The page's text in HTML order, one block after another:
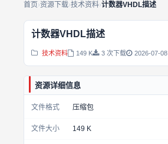
首页›资源下载›技术资料›计数器VHDL描述
计数器VHDL描述
技术资料 149 K 3 次下载 2026-07-08
资源详细信息
文件格式 压缩包
文件大小 149 K